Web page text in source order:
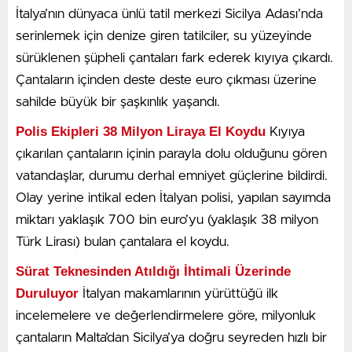
daha rahat bir başlangıç yapmak isteyen SSK (4/A) ve
BAĞ-KUR (4/B) sigortalıları için kritik tarihi açıklayan
Ete, başvuruların en geç31 Aralıktarihine kadar
SGK’ya iletilmesi gerektiğini vurguladı.
Yıl sonuna kadar emeklilik dilekçesini verenler,
sistemdeki yüksek zam oranlarından ve mevcut yılın
enflasyon farkından yararlanarak maaşlarını yüzde 30
daha yüksek bağlatma şansına sahip olacak. (Kamu
işçileri için ise hesaplama dönemi farklılığından dolayı
bu son başvuru tarihi14 Ocak olarak uygulanıyor.)
“Yeni Yıla Bırakanlar Kayıp Yaşayacak”
Emeklilik işlemlerini 1 Ocak ve sonrasına bırakanların
hesaplamalarda önemli bir maaş kaybı yaşayacağının
altını çizen Ete, e-Devlet üzerinden yapılan maaş
hesaplamalarına da dikkat çekti. Sigortalıların şu an e-
İtalya’nın dünyaca ünlü tatil merkezi Sicilya Adası’nda
serinlemek için denize giren tatilciler, su yüzeyinde
sürüklenen şüpheli çantaları fark ederek kıyıya çıkardı.
Çantaların içinden deste deste euro çıkması üzerine
sahilde büyük bir şaşkınlık yaşandı.
Polis Ekipleri 38 Milyon Liraya El Koydu Kıyıya
çıkarılan çantaların içinin parayla dolu olduğunu gören
vatandaşlar, durumu derhal emniyet güçlerine bildirdi.
Olay yerine intikal eden İtalyan polisi, yapılan sayımda
miktarı yaklaşık 700 bin euro’yu (yaklaşık 38 milyon
Türk Lirası) bulan çantalara el koydu.
Sürat Teknesinden Atıldığı İhtimali Üzerinde
Duruluyor İtalyan makamlarının yürüttüğü ilk
incelemelere ve değerlendirmelere göre, milyonluk
çantaların Malta’dan Sicilya’ya doğru seyreden hızlı bir